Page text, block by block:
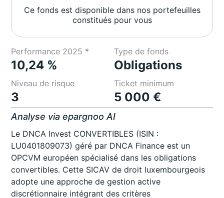
Ce fonds est disponible dans nos portefeuilles
constitués pour vous
Performance 2025 *
10,24 %
Type de fonds
Obligations
Niveau de risque
3
Ticket minimum
5 000 €
Analyse via epargnoo AI
Le DNCA Invest CONVERTIBLES (ISIN :
LU0401809073) géré par DNCA Finance est un
OPCVM européen spécialisé dans les obligations
convertibles. Cette SICAV de droit luxembourgeois
adopte une approche de gestion active
discrétionnaire intégrant des critères